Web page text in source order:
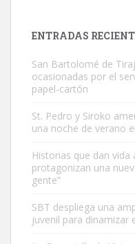
Leales.org » Gran Canaria |
Adopción urgente
Busco adopción
hembra, 4 años. Por
ENTRADAS
San Bartolomé de
ocasionadas por el
papel-cartón
St. Pedro y Siroko
una noche de verano
Historias que dan vida
protagonizan una
gente”
SBT despliega una
juvenil para dinamizar